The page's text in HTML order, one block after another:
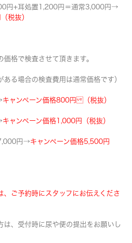
円+耳処置1,200円＝通常3,000円→
税抜）
格で検査させて頂きます。
ある場合の検査費用は通常価格です）
キャンペーン価格800円 （税抜）
キャンペーン価格1,000円（税抜）
円→キャンペーン価格5,500円
ご予約時にスタッフにお伝えくださ
、受付時に尿や便の提出をお願いし